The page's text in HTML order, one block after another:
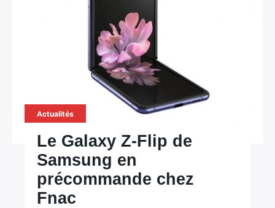
Actualités
Le Galaxy Z-Flip de
Samsung en
précommande chez
Fnac
Rechercher